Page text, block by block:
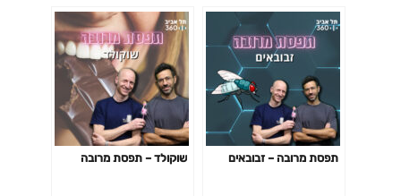
תפסת מרובה – זבובאים שוקולד – תפסת מרובה